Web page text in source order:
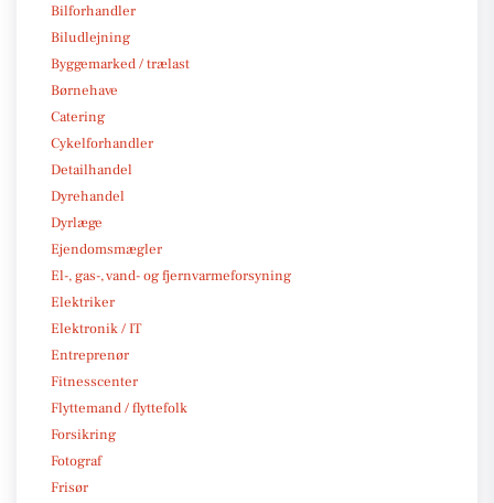
Bilforhandler
Biludlejning
Byggemarked / trælast
Børnehave
Catering
Cykelforhandler
Detailhandel
Dyrehandel
Dyrlæge
Ejendomsmægler
El-, gas-, vand- og fjernvarmeforsyning
Elektriker
Elektronik / IT
Entreprenør
Fitnesscenter
Flyttemand / flyttefolk
Forsikring
Fotograf
Frisør